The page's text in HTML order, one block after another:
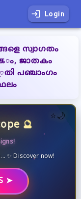
Login
സ്വാഗതം
ജാതകം
പഞ്ചാംഗം
⭐🌙
🔮
✨ Discover now!
➤